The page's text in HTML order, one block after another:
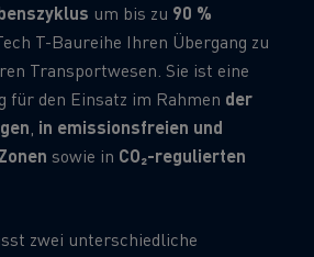
um bis zu 90 %
T-Baureihe Ihren Übergang zu
Transportwesen. Sie ist eine
für den Einsatz im Rahmen der
, in emissionsfreien und
sowie in CO₂-regulierten
zwei unterschiedliche